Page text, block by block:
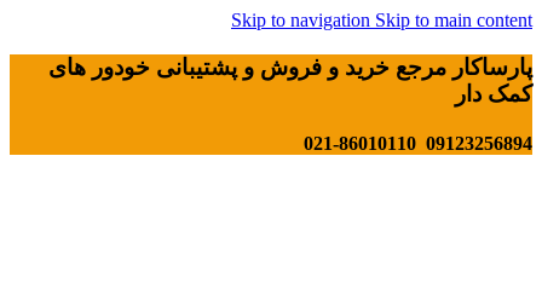
Skip to navigation Skip to main content
پارساکار مرجع خرید و فروش و پشتیبانی خودور های
کمک دار
09123256894 021-86010110